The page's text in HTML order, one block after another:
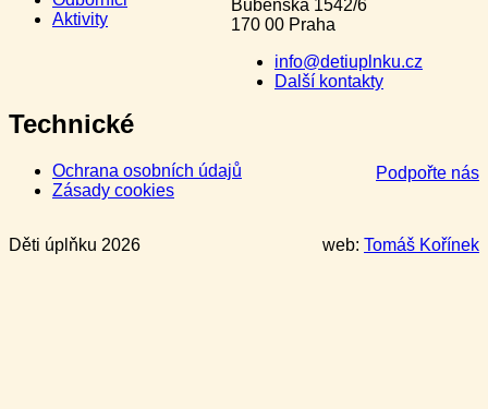
Aktivity
Bubenská 1542/6
170 00 Praha
info@detiuplnku.cz
Další kontakty
Technické
Ochrana osobních údajů
Zásady cookies
Podpořte nás
Děti úplňku 2026 web: Tomáš Kořínek